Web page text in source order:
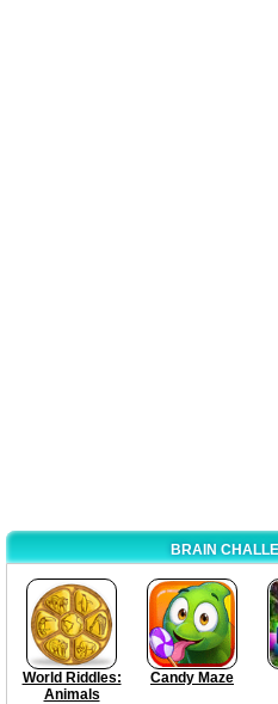
BRAIN
World Riddles:
Animals
Candy Maze